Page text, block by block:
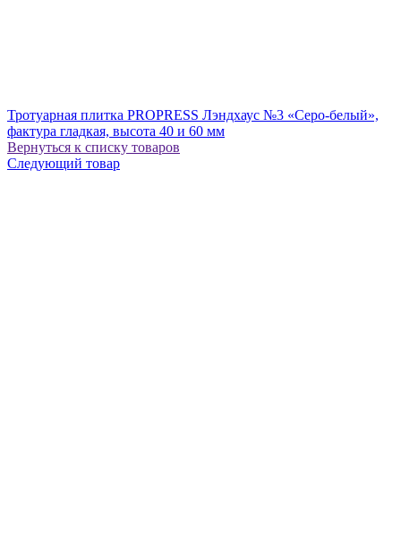
Тротуарная плитка PROPRESS Лэндхаус №3 «Серо-белый»,
фактура гладкая, высота 40 и 60 мм
Вернуться к списку товаров
Следующий товар